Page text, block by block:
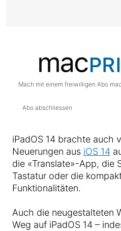
Mach mit einem freiwilligen Abo
Abo abschliessen
iPadOS 14 brachte auch
Neuerungen aus iOS 14
die «Translate»-App, die
Tastatur oder die
Funktionalitäten.
Auch die neugestalteten
Weg auf iPadOS 14 –